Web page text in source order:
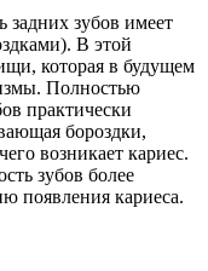
задних зубов имеет
В этой
которая в будущем
Полностью
практически
бороздки,
возникает кариес.
зубов более
появления кариеса.